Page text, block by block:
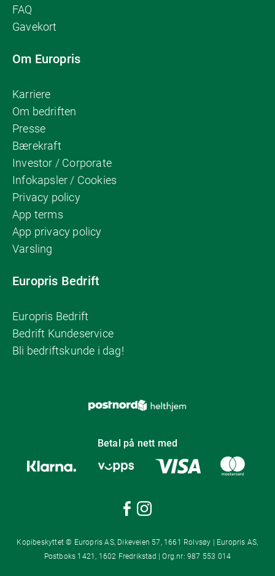
FAQ
Gavekort
Om Europris
Karriere
Om bedriften
Presse
Bærekraft
Investor / Corporate
Infokapsler / Cookies
Privacy policy
App terms
App privacy policy
Varsling
Europris Bedrift
Europris Bedrift
Bedrift Kundeservice
Bli bedriftskunde i dag!
Betal på nett med
Kopibeskyttet © Europris AS, Dikeveien 57, 1661 Rolvsøy | Europris AS,
Postboks 1421, 1602 Fredrikstad | Org.nr: 987 553 014